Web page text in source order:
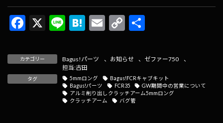
F
e
b
o
X
Li
e
H
e
n
a
E
ai
l
C
p
Li
n
カテゴリー Bagus!パーツ 、 お知らせ 、 ゼファー750
、
担当:古田
タグ 5mmロング
Bagus!FCRキャブキット
Bagus!パーツ
FCR35
GW期間中の営業について
アルミ削り出しクラッチアーム5mmロング
クラッチアーム
バグ管